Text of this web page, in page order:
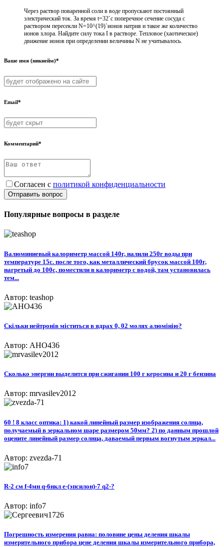
Через раствор поваренной соли в воде пропускают постоянный
электрический ток. За время t=32`c поперечное сечение сосуда с
раствором пересекли N=10^(19)`ионов натрия и такое же количество
ионов хлора. Найдите силу тока I в растворе. Тепловое (хаотическое)
движение ионов при определении величины N не учитывалось.
Ваше имя (никнейм)*
Email*
Комментарий*
Согласен с политикой конфиденциальности
Отправить вопрос
Популярные вопросы в разделе
Валюминиевый калориметр массой 140г, налили 250г воды при
температуре 15с. после того, как металлический брусок массой 100г,
нагретый до 100с, поместили в калориметр с водой, там установилась
тем...
Автор: teashop
Скільки нейтронів міститься в ядрах 0, 02 молях алюмінію?
Автор: AHO436
Сколько энергии выделится при сжигании 100 г керосина и 20 г бензина
Автор: mrvasilev2012
60 ! 8 класс оптика: 1) какой линейный размер изображения солнца,
получаемый в зеркальном шаре размером 50мм? 2) по данным прошлой
оцените линейный размер солнца, даваемый первым вогнутым зеркал...
Автор: zvezda-71
R-2 см f-4мн q-6нкл e-(эпсилон)-7 q2-?
Автор: info7
Погрешность измерения равна: половине цены деления шкалы
измерительного прибора цене деления шкалы измерительного прибора,